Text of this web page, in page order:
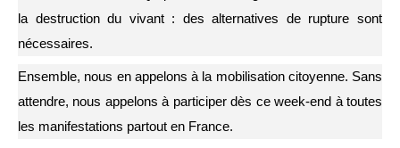
la destruction du vivant : des alternatives de rupture sont
nécessaires.
Ensemble, nous en appelons à la mobilisation citoyenne. Sans
attendre, nous appelons à participer dès ce week-end à toutes
les manifestations partout en France.